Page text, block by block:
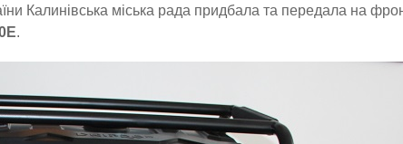
Калинівська міська рада придбала та передала на
.